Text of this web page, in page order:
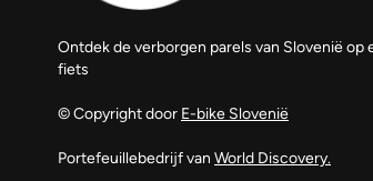
Ontdek de verborgen parels van Slovenië op
fiets
© Copyright door E-bike Slovenië
Portefeuillebedrijf van World Discovery.